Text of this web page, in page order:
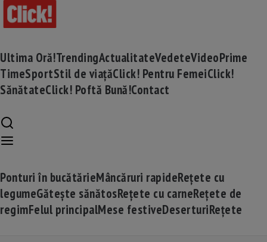
Ultima Oră!TrendingActualitateVedeteVideoPrime
TimeSportStil de viațăClick! Pentru FemeiClick!
SănătateClick! Poftă Bună!Contact
Ponturi în bucătărieMâncăruri rapideRețete cu
legumeGătește sănătosRețete cu carneRețete de
regimFelul principalMese festiveDeserturiRețete